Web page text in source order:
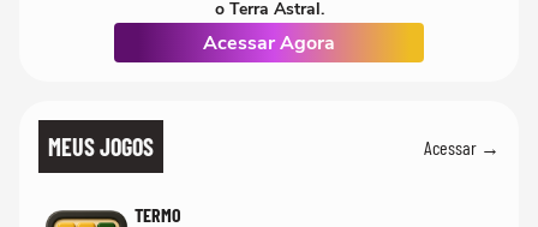
o Terra Astral.
Acessar Agora
MEUS JOGOS Acessar →
TERMO